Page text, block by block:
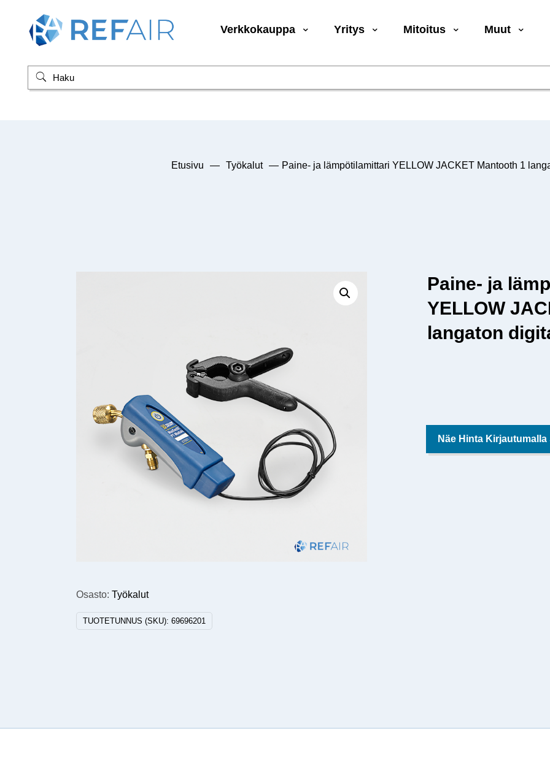
Verkkokauppa Yritys Mitoitus Muut
Etusivu — Työkalut — Paine- ja lämpötilamittari YELLOW JACKET Mantooth 1
Osasto:Työkalut
TUOTETUNNUS (SKU):69696201
Paine- ja
YELLOW
langaton
Näe Hinta Kirjautumalla